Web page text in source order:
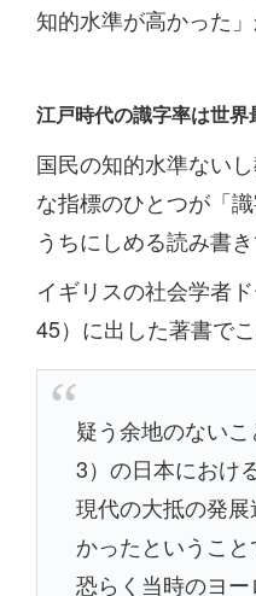
知的水準が高かった」
江戸時代の識字率は世界
国民の知的水準ない
な指標のひとつが「
うちにしめる読み書
イギリスの社会学者
45）に出した著書で
疑う余地のない
3）の日本におけ
現代の大抵の発
かったということ
恐らく当時のヨ